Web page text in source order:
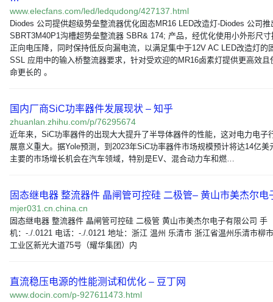
www.elecfans.com/led/ledqudong/427137.html
Diodes 公司提供超级势垒整流器优化固态MR16 LED改造灯-Diodes 公司推
SBRT3M40P1沟槽超势垒整流器 SBR& 174; 产品，经优化使用小外形尺寸
正向电压降，同时保持低反向漏电流，以满足集中于12V AC LED改造灯的
SSL 应用中的输入桥整流器要求，针对受欢迎的MR16卤素灯提供更高效且
命更长的 。
国内厂商SiC功率器件发展现状 – 知乎
zhuanlan.zhihu.com/p/76295674
近年来，SiC功率器件的出现大大提升了半导体器件的性能，这对电力电子
展意义重大。据Yole预测，到2023年SiC功率器件市场规模预计将达14亿美
主要的市场增长机会在汽车领域，特别是EV、混合动力车和燃…
固态继电器 整流器件 晶闸管可控硅 二极管– 黄山市美杰尔
mjer031.cn.china.cn
固态继电器 整流器件 晶闸管可控硅 二极管 黄山市美杰尔电子有限公司 手
机：-./.0121 电话：-./.0121 地址：浙江 温州 乐清市 浙江省温州乐清市柳
工业区新光大道75号（耀华集团）内
直流稳压电源的性能测试和优化 – 豆丁网
www.docin.com/p-927611473.html